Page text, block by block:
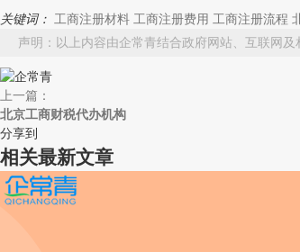
关键词： 工商注册材料 工商注册费用 工商注册流程
声明：以上内容由企常青结合政府网站、互联网
上一篇：
北京工商财税代办机构
分享到
相关最新文章